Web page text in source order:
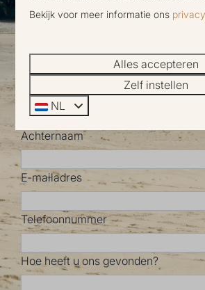
DOWNLOAD DIRECT DE
Voornaam
Achternaam
E-mailadres
Telefoonnummer
Hoe heeft u ons gevonden?
Bekijk voor meer informatie ons
Alles accepteren
Zelf instellen
NL